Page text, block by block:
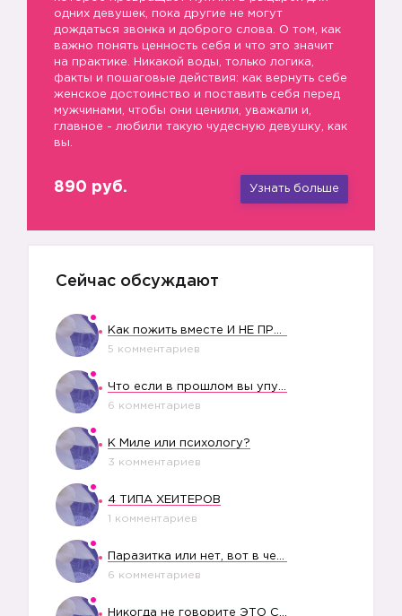
одних девушек, пока другие не могут
дождаться звонка и доброго слова. О том, как
важно понять ценность себя и что это значит
на практике. Никакой воды, только логика,
факты и пошаговые действия: как вернуть себе
женское достоинство и поставить себя перед
мужчинами, чтобы они ценили, уважали и,
главное - любили такую чудесную девушку, как
вы.
890 руб. Узнать больше
Сейчас обсуждают
5 комментариев
6 комментариев
К Миле или психологу?
3 комментариев
4 ТИПА ХЕЙТЕРОВ
1 комментариев
6 комментариев